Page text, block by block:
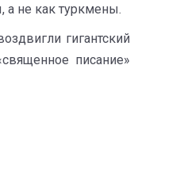
а не как туркмены.
гигантский
писание»